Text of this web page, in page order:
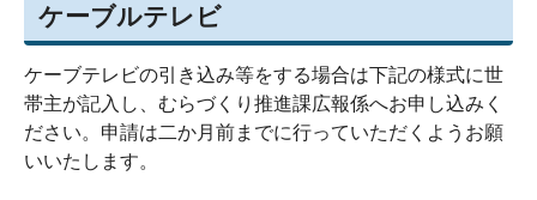
ケーブルテレビ
ケーブテレビの引き込み等をする場合は下記の様式に世
帯主が記入し、むらづくり推進課広報係へお申し込みく
ださい。申請は二か月前までに行っていただくようお願
いいたします。